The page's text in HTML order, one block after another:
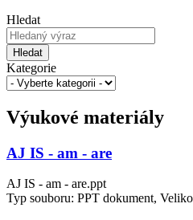
Hledat
Hledat
Kategorie
Výukové materiály
AJ IS - am - are
AJ IS - am - are.ppt
Typ souboru: PPT dokument,